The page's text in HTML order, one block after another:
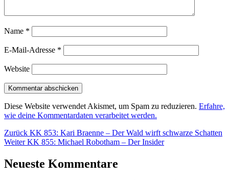
Name *
E-Mail-Adresse *
Website
Diese Website verwendet Akismet, um Spam zu reduzieren. Erfahre,
wie deine Kommentardaten verarbeitet werden.
Beitragsnavigation
Zurück Vorheriger
Beitrag:
KK 853: Kari Braenne – Der Wald wirft schwarze Schatten
Weiter Nächster
KK 855: Michael Robotham – Der Insider
Neueste Kommentare